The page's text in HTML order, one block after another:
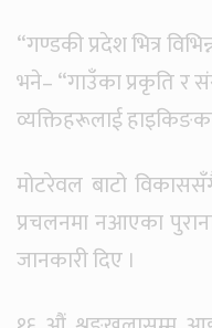
“गण्डकी प्रदेश भित्र
भने– “गाउँका प्रकृति र
व्यक्तिहरूलाई
मोटरेवल बाटो
प्रचलनमा नआएका
जानकारी दिए ।